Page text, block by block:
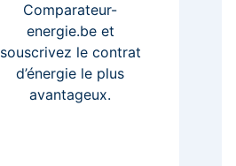
Comparateur-
energie.be et
souscrivez le contrat
d’énergie le plus
avantageux.